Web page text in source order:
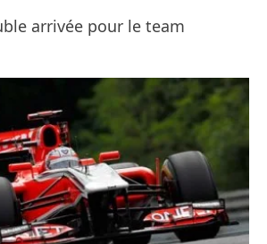
arrivée pour le team